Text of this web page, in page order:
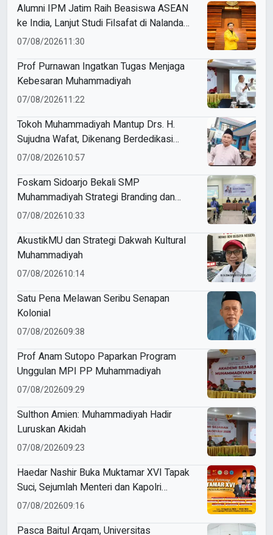
Alumni IPM Jatim Raih Beasiswa ASEAN
ke India, Lanjut Studi Filsafat di Nalanda
University
07/08/202611:30
Prof Purnawan Ingatkan Tugas Menjaga
Kebesaran Muhammadiyah
07/08/202611:22
Tokoh Muhammadiyah Mantup Drs. H.
Sujudna Wafat, Dikenang Berdedikasi
Kembangkan Dakwah dan Pendidikan
07/08/202610:57
Foskam Sidoarjo Bekali SMP
Muhammadiyah Strategi Branding dan
Marketing Sekolah
07/08/202610:33
AkustikMU dan Strategi Dakwah Kultural
Muhammadiyah
07/08/202610:14
Satu Pena Melawan Seribu Senapan
Kolonial
07/08/202609:38
Prof Anam Sutopo Paparkan Program
Unggulan MPI PP Muhammadiyah
07/08/202609:29
Sulthon Amien: Muhammadiyah Hadir
Luruskan Akidah
07/08/202609:23
Haedar Nashir Buka Muktamar XVI Tapak
Suci, Sejumlah Menteri dan Kapolri
Dijadwalkan Hadir
07/08/202609:16
Pasca Baitul Arqam, Universitas